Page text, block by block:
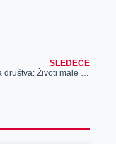
SLEDEĆE
Tragedija društva: Životi male dece zavise od milostinje